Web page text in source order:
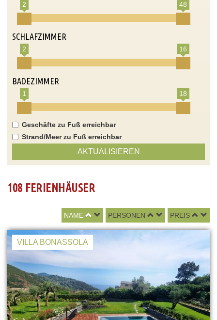
2 48
SCHLAFZIMMER
2 16
BADEZIMMER
1 18
Geschäfte zu Fuß erreichbar
Strand/Meer zu Fuß erreichbar
AKTUALISIEREN
108 FERIENHÄUSER
NAME PERSONEN PREIS
VILLA BONASSOLA